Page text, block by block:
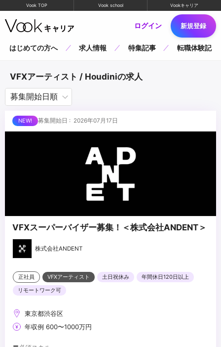
Vook TOP Vook school Vookキャリア
ログイン 新規登録
はじめての方へ 求人情報 特集記事 転職体験記
VFXアーティスト / Houdiniの求人
募集開始日 : 2026年07月17日
VFXスーパーバイザー募集！＜株式会社ANDENT＞
株式会社ANDENT
正社員 VFXアーティスト 土日祝休み
年間休日120日以上
リモートワーク可
東京都渋谷区
年収例 600〜1000万円